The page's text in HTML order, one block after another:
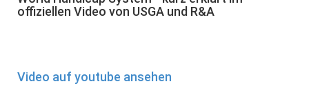
offiziellen Video von USGA und R&A
Video auf youtube ansehen